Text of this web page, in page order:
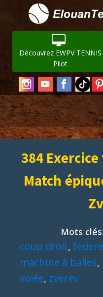
Découvrez EWPV TENNIS
Pilot
384
Match
Mots
coup droit,
machine à balles,
volée, zverev